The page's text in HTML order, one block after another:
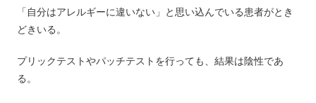
「自分はアレルギーに違いない」と思い込んでいる患者がとき
どきいる。
プリックテストやパッチテストを行っても、結果は陰性であ
る。